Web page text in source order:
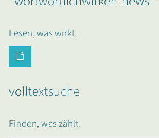
Lesen, was wirkt.
volltextsuche
Finden, was zählt.